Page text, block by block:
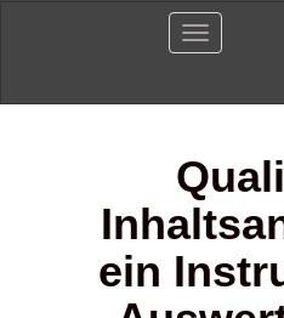
Toggle
ein